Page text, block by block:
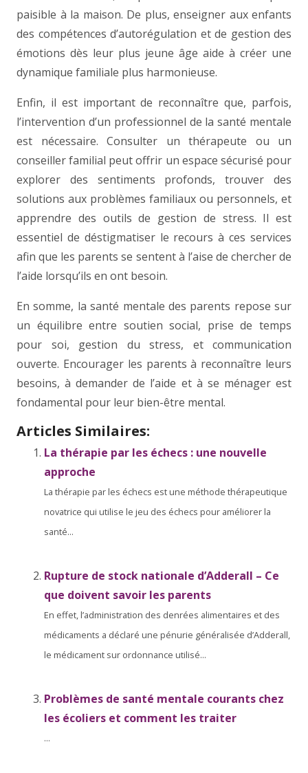
paisible à la maison. De plus, enseigner aux enfants
des compétences d’autorégulation et de gestion des
émotions dès leur plus jeune âge aide à créer une
dynamique familiale plus harmonieuse.
Enfin, il est important de reconnaître que, parfois,
l’intervention d’un professionnel de la santé mentale
est nécessaire. Consulter un thérapeute ou un
conseiller familial peut offrir un espace sécurisé pour
explorer des sentiments profonds, trouver des
solutions aux problèmes familiaux ou personnels, et
apprendre des outils de gestion de stress. Il est
essentiel de déstigmatiser le recours à ces services
afin que les parents se sentent à l’aise de chercher de
l’aide lorsqu’ils en ont besoin.
En somme, la santé mentale des parents repose sur
un équilibre entre soutien social, prise de temps
pour soi, gestion du stress, et communication
ouverte. Encourager les parents à reconnaître leurs
besoins, à demander de l’aide et à se ménager est
fondamental pour leur bien-être mental.
Articles Similaires:
La thérapie par les échecs : une nouvelle
approche
La thérapie par les échecs est une méthode thérapeutique
novatrice qui utilise le jeu des échecs pour améliorer la
santé...
Rupture de stock nationale d’Adderall – Ce
que doivent savoir les parents
En effet, l’administration des denrées alimentaires et des
médicaments a déclaré une pénurie généralisée d’Adderall,
le médicament sur ordonnance utilisé...
Problèmes de santé mentale courants chez
les écoliers et comment les traiter
...